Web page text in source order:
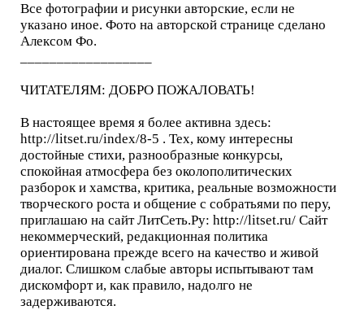
Все фотографии и рисунки авторские, если не
указано иное. Фото на авторской странице сделано
Алексом Фо.
ЧИТАТЕЛЯМ: ДОБРО ПОЖАЛОВАТЬ!
В настоящее время я более активна здесь:
http://litset.ru/index/8-5 . Тех, кому интересны
достойные стихи, разнообразные конкурсы,
спокойная атмосфера без околополитических
разборок и хамства, критика, реальные возможности
творческого роста и общение с собратьями по перу,
приглашаю на сайт ЛитСеть.Ру: http://litset.ru/ Сайт
некоммерческий, редакционная политика
ориентирована прежде всего на качество и живой
диалог. Слишком слабые авторы испытывают там
дискомфорт и, как правило, надолго не
задерживаются.